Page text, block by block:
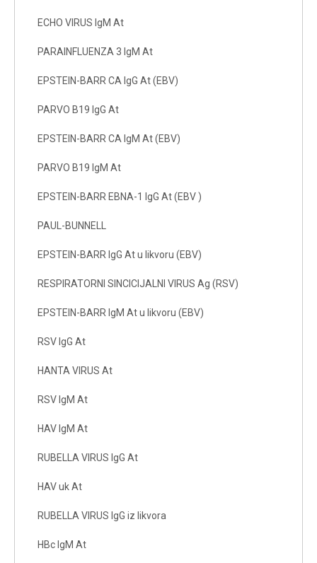
ECHO VIRUS IgM At
PARAINFLUENZA 3 IgM At
EPSTEIN-BARR CA IgG At (EBV)
PARVO B19 IgG At
EPSTEIN-BARR CA IgM At (EBV)
PARVO B19 IgM At
EPSTEIN-BARR EBNA-1 IgG At (EBV )
PAUL-BUNNELL
EPSTEIN-BARR IgG At u likvoru (EBV)
RESPIRATORNI SINCICIJALNI VIRUS Ag (RSV)
EPSTEIN-BARR IgM At u likvoru (EBV)
RSV IgG At
HANTA VIRUS At
RSV IgM At
HAV IgM At
RUBELLA VIRUS IgG At
HAV uk At
RUBELLA VIRUS IgG iz likvora
HBc IgM At